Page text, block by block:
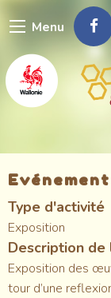
au
principal
Menu
Evénement
Type d'activité
Exposition
Description
Exposition des
tour d’une